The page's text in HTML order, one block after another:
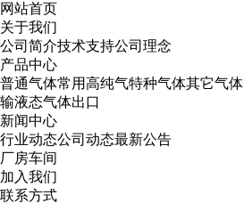
网站首页
关于我们
公司简介技术支持公司理念
产品中心
普通气体常用高纯气特种气体其它气体
输液态气体出口
新闻中心
行业动态公司动态最新公告
厂房车间
加入我们
联系方式